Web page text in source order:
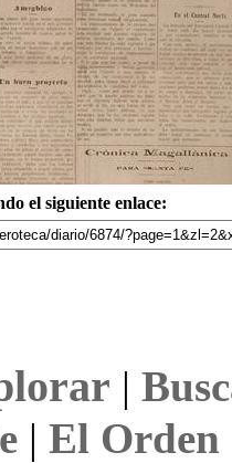
el siguiente enlace:
|
| El Orden